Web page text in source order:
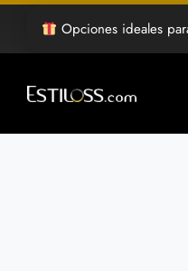
Saltar
contenido
Opciones ideales